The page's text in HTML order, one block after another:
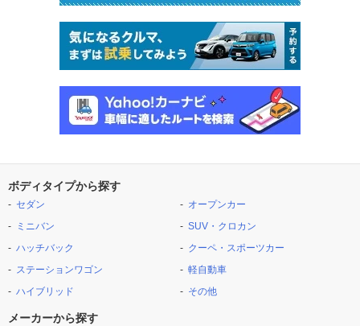
ボディタイプから探す
セダン
ミニバン
ハッチバック
ステーションワゴン
ハイブリッド
オープンカー
SUV・クロカン
クーペ・スポーツカー
軽自動車
その他
メーカーから探す